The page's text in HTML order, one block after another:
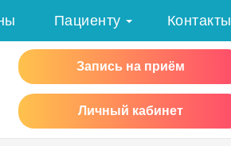
Пациенту Контакты
Запись на приём
Личный кабинет